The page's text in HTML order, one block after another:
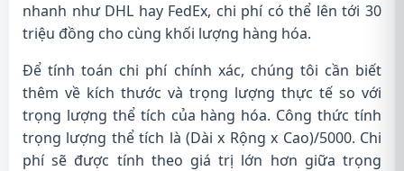
nhanh như DHL hay FedEx, chi phí có thể lên tới 30
triệu đồng cho cùng khối lượng hàng hóa.
Để tính toán chi phí chính xác, chúng tôi cần biết
thêm về kích thước và trọng lượng thực tế so với
trọng lượng thể tích của hàng hóa. Công thức tính
trọng lượng thể tích là (Dài x Rộng x Cao)/5000. Chi
phí sẽ được tính theo giá trị lớn hơn giữa trọng